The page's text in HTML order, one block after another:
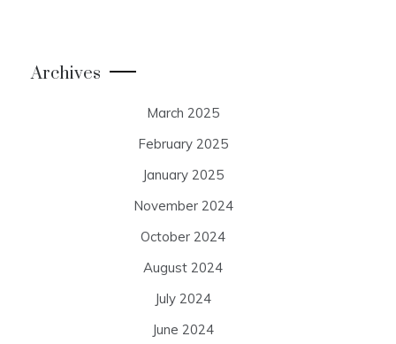
Archives
March 2025
February 2025
January 2025
November 2024
October 2024
August 2024
July 2024
June 2024